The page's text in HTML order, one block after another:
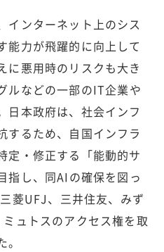
ンターネット上のシス
能力が飛躍的に向上して
に悪用時のリスクも大き
ルなどの一部のIT企業や
日本政府は、社会インフ
するため、自国インフラ
定・修正する「能動的サ
指し、同AIの確保を図っ
菱UFJ、三井住友、みず
ュトスのアクセス権を取